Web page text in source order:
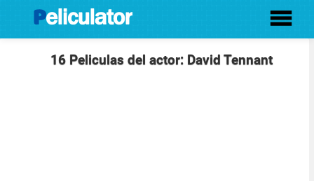
16 Peliculas del actor: David Tennant